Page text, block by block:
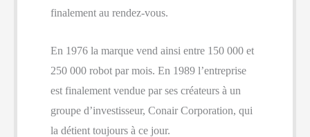
finalement au rendez-vous.
En 1976 la marque vend ainsi entre 150 000 et
250 000 robot par mois. En 1989 l’entreprise
est finalement vendue par ses créateurs à un
groupe d’investisseur, Conair Corporation, qui
la détient toujours à ce jour.